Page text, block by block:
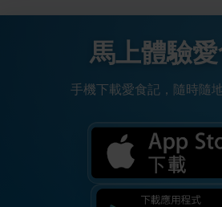
馬上體驗
手機下載愛食記，隨時隨